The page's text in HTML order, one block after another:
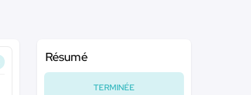
Résumé
TERMINÉE